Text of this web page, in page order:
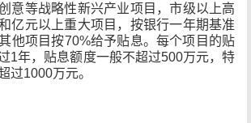
意等战略性新兴产业项目，市级以上高
亿元以上重大项目，按银行一年期基准
他项目按70%给予贴息。每个项目的贴
1年，贴息额度一般不超过500万元，特
过1000万元。